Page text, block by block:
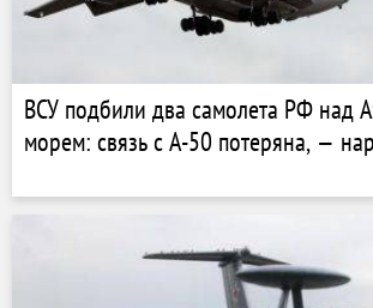
ВСУ подбили два самолета РФ над
морем: связь с А-50 потеряна, —